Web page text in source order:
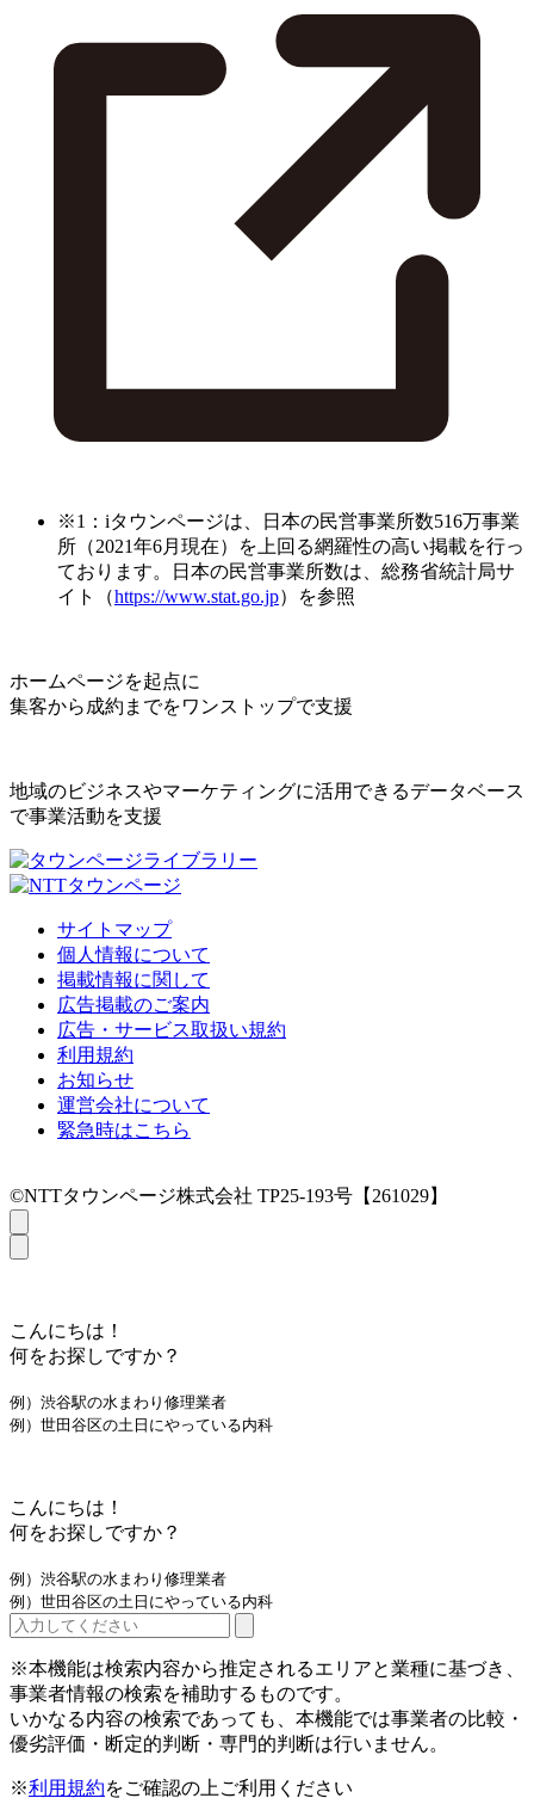
※1：iタウンページは、日本の民営事業所数516万事業
所（2021年6月現在）を上回る網羅性の高い掲載を行っ
ております。日本の民営事業所数は、総務省統計局サ
イト（https://www.stat.go.jp）を参照
ホームページを起点に
集客から成約までをワンストップで支援
地域のビジネスやマーケティングに活用できるデータベース
で事業活動を支援
サイトマップ
個人情報について
掲載情報に関して
広告掲載のご案内
広告・サービス取扱い規約
利用規約
お知らせ
運営会社について
緊急時はこちら
©NTTタウンページ株式会社 TP25-193号【261029】
こんにちは！
何をお探しですか？
例）渋谷駅の水まわり修理業者
例）世田谷区の土日にやっている内科
こんにちは！
何をお探しですか？
例）渋谷駅の水まわり修理業者
例）世田谷区の土日にやっている内科
※本機能は検索内容から推定されるエリアと業種に基づき、
事業者情報の検索を補助するものです。
いかなる内容の検索であっても、本機能では事業者の比較・
優劣評価・断定的判断・専門的判断は行いません。
※利用規約をご確認の上ご利用ください